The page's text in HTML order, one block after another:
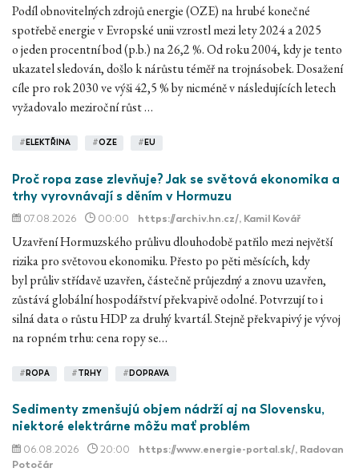
Podíl obnovitelných zdrojů energie (OZE) na hrubé konečné
spotřebě energie v Evropské unii vzrostl mezi lety 2024 a 2025
o jeden procentní bod (p.b.) na 26,2 %. Od roku 2004, kdy je tento
ukazatel sledován, došlo k nárůstu téměř na trojnásobek. Dosažení
cíle pro rok 2030 ve výši 42,5 % by nicméně v následujících letech
vyžadovalo meziroční růst …
# ELEKTŘINA #OZE # EU
Proč ropa zase zlevňuje? Jak se světová ekonomika a
trhy vyrovnávají s děním v Hormuzu
07.08.2026 00:00 https://archiv.hn.cz/, Kamil Kovář
Uzavření Hormuzského průlivu dlouhodobě patřilo mezi největší
rizika pro světovou ekonomiku. Přesto po pěti měsících, kdy
byl průliv střídavě uzavřen, částečně průjezdný a znovu uzavřen,
zůstává globální hospodářství překvapivě odolné. Potvrzují to i
silná data o růstu HDP za druhý kvartál. Stejně překvapivý je vývoj
na ropném trhu: cena ropy se…
# ROPA #TRHY # DOPRAVA
Sedimenty zmenšujú objem nádrží aj na Slovensku,
niektoré elektrárne môžu mať problém
06.08.2026 20:00 https://www.energie-portal.sk/, Radovan
Potočár